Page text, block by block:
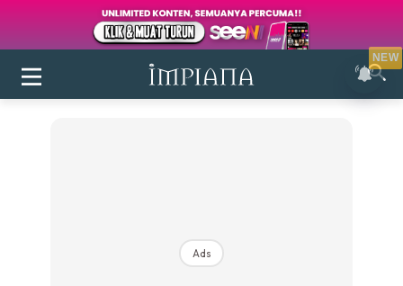
Login|Register
Ads
NEW